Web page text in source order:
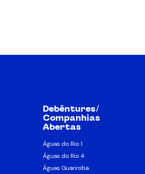
Debêntures/
Companhias
Abertas
Águas do Rio 1
Águas do Rio 4
Águas Guariroba